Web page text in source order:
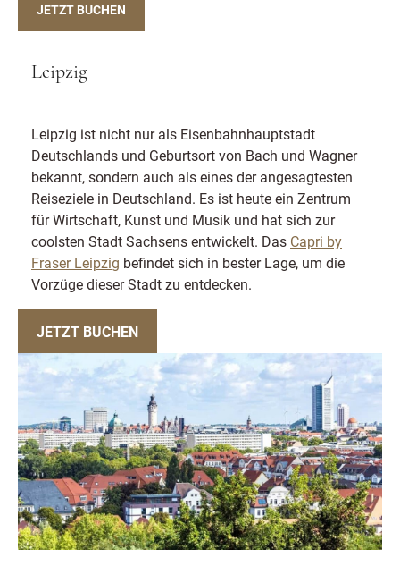
JETZT BUCHEN
Leipzig
Leipzig ist nicht nur als Eisenbahnhauptstadt
Deutschlands und Geburtsort von Bach und Wagner
bekannt, sondern auch als eines der angesagtesten
Reiseziele in Deutschland. Es ist heute ein Zentrum
für Wirtschaft, Kunst und Musik und hat sich zur
coolsten Stadt Sachsens entwickelt. Das Capri by
Fraser Leipzig befindet sich in bester Lage, um die
Vorzüge dieser Stadt zu entdecken.
JETZT BUCHEN